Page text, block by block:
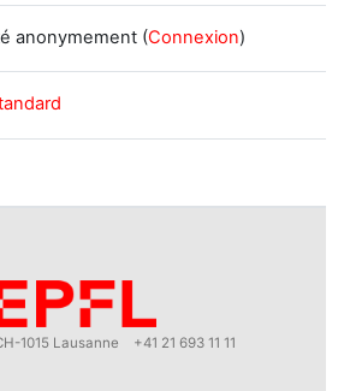
anonymement (Connexion)
1015 Lausanne +41 21 693 11 11